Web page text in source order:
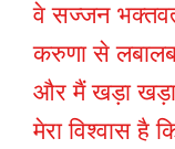
वे सज्जन
करुणा से
और मैं खड़ा खड़ा
मेरा विश्वास है